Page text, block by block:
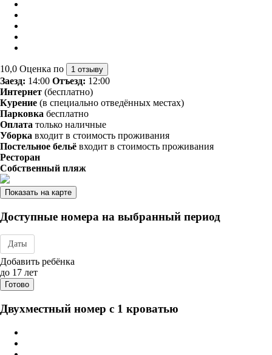
10,0 Оценка по 1 отзыву
Заезд: 14:00 Отъезд: 12:00
Интернет (бесплатно)
Курение (в специально отведённых местах)
Парковка бесплатно
Оплата только наличные
Уборка входит в стоимость проживания
Постельное бельё входит в стоимость проживания
Ресторан
Собственный пляж
Показать на карте
Доступные номера на выбранный период
Даты
Дата заезда - отъезда
Добавить ребёнка
до 17 лет
Готово
Двухместный номер с 1 кроватью